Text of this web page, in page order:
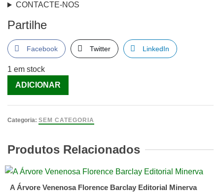
CONTACTE-NOS
Partilhe
Facebook Twitter LinkedIn
1 em stock
Quantidade
de
NO
UNIVERSO
DE
ADICIONAR
Categoria: SEM CATEGORIA
Produtos Relacionados
A Árvore Venenosa Florence Barclay Editorial Minerva